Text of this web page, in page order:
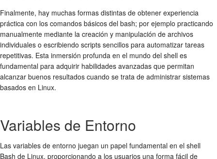
Finalmente, hay muchas formas distintas de obtener experiencia
práctica con los comandos básicos del bash; por ejemplo practicando
manualmente mediante la creación y manipulación de archivos
individuales o escribiendo scripts sencillos para automatizar tareas
repetitivas. Esta inmersión profunda en el mundo del shell es
fundamental para adquirir habilidades avanzadas que permitan
alcanzar buenos resultados cuando se trata de administrar sistemas
basados ​​en Linux.
Variables de Entorno
Las variables de entorno juegan un papel fundamental en el shell
Bash de Linux, proporcionando a los usuarios una forma fácil de